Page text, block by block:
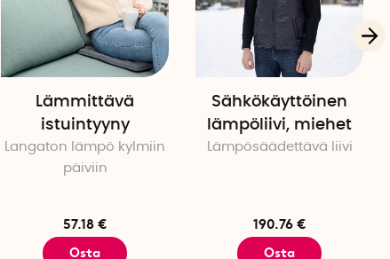
Lämmittävä
istuintyyny
Langaton lämpö kylmiin
päiviin
57.18 €
Osta
Sähkökäyttöinen
lämpöliivi, miehet
Lämpösäädettävä liivi
190.76 €
Osta